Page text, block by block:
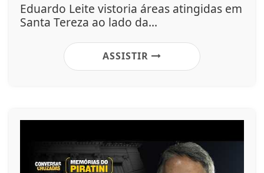
Eduardo Leite vistoria áreas atingidas em
Santa Tereza ao lado da...
ASSISTIR